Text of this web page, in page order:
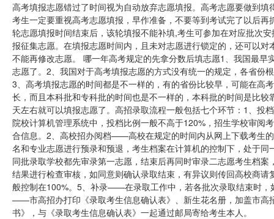
高考填报志愿错过了时间视为自动放弃志愿填报。高考志愿要做到
考生一定要重视高考志愿填报，早作准备，不要等到考试完了以后
轮志愿填报时间结束后，该轮填报不能补填,考生可参加在对应批次
报征集志愿。在填报志愿时间内，且未对志愿进行锁定的，还可以
不能再修改志愿。 哪一年高考规定的先拿分数后填志愿1、我国最
志愿了。2、我国对于高考填报志愿的方式没有统一的规定，各省份
3、高考填报志愿的时间都是不一样的，有的省份比较早，可能在高
长，而且本科批和专科批的时间也是不一样的，本科批的时间是比
天左右就可以填报志愿了。高招录取流程一般包括七个环节：1、
院校计算机管理系统中，投档比例一般不高于120%，招生学校审阅
合信息。2、高校招办阅档——高校在规定的时间内从网上下载考生
名和专业志愿进行预录和预退，考生档案在计算机的控制下，处于
同批录取学校都先审录第一志愿，结束后再同时审录二志愿考生档
结果进行检查审核，如同意则确认录取结束，有异议则传回高校商
般控制在100%。5、补录——在录取工作中，若各批次录取结束时
——市高招办打印《录取考生信息确认表》、新生花名册，加盖市
书》，与《录取考生信息确认表》一起通过邮局寄给考生本人。